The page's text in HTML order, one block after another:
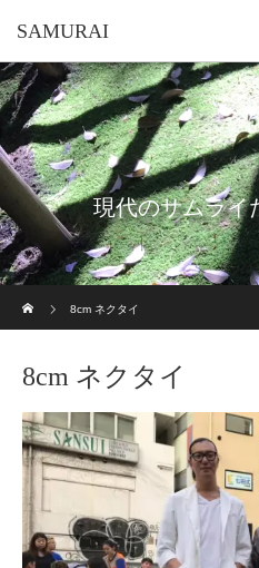
SAMURAI
現代のサムライ
8cm ネクタイ
8cm ネクタイ